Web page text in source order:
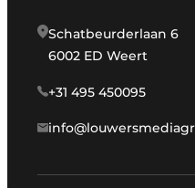
Schatbeurderlaan 6
6002 ED Weert
+31 495 450095